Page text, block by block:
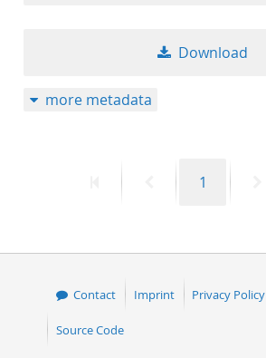
Download
more metadata
PreviousPage
1
Contact Imprint Privacy Policy
Source Code